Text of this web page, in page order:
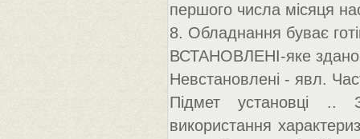
першого числа місяця
8. Обладнання буває
ВСТАНОВЛЕНІ-яке здано
Невстановлені - явл.
Підмет установці ..
використання